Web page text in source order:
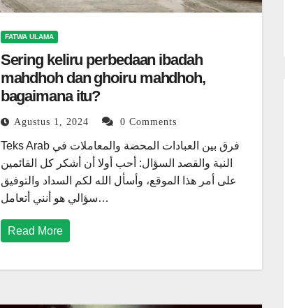
FATWA ULAMA
Sering keliru perbedaan ibadah
mahdhoh dan ghoiru mahdhoh,
bagaimana itu?
Agustus 1, 2024 0 Comments
Teks Arab فرق بين العبادات المحضة والمعاملات في
النية والقصد السؤال: أحب أولا أن أشكر كل القائمين
على أمر هذا الموقع، وأسأل الله لكم السداد والتوفيق
سؤالي هو أنني أتعامل…
Read More